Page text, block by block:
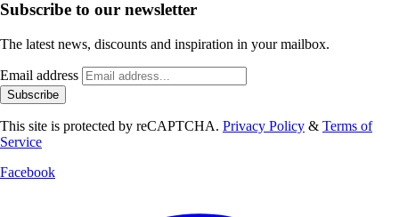
Subscribe to our newsletter
The latest news, discounts and inspiration in your mailbox.
Email address
Subscribe
This site is protected by reCAPTCHA. Privacy Policy & Terms of
Service
Facebook